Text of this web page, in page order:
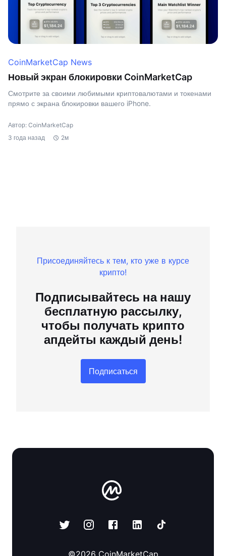
CoinMarketCap News
Новый экран блокировки CoinMarketCap
Смотрите за своими любимыми криптовалютами и токенами
прямо с экрана блокировки вашего iPhone.
Автор: CoinMarketCap
3 года назад
2м
Присоединяйтесь к тем, кто уже в курсе
крипто!
Подписывайтесь на нашу
бесплатную рассылку,
чтобы получать крипто
апдейты каждый день!
Подписаться
©2026 CoinMarketCap